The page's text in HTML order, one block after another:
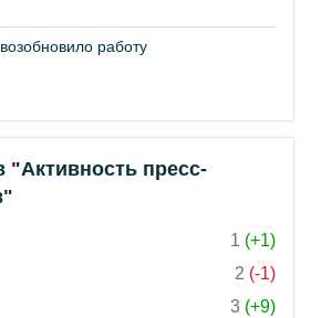
работу
"Активность пресс-
1 (+1)
2 (-1)
3 (+9)